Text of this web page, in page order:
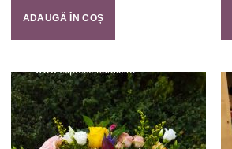
ADAUGĂ ÎN COȘ